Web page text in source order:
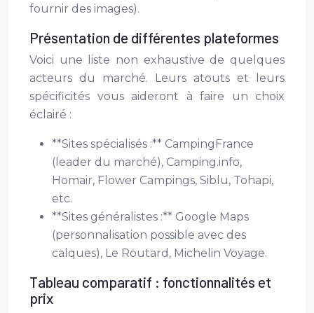
fournir des images).
Présentation de différentes plateformes
Voici une liste non exhaustive de quelques
acteurs du marché. Leurs atouts et leurs
spécificités vous aideront à faire un choix
éclairé :
**Sites spécialisés :** CampingFrance
(leader du marché), Camping.info,
Homair, Flower Campings, Siblu, Tohapi,
etc.
**Sites généralistes :** Google Maps
(personnalisation possible avec des
calques), Le Routard, Michelin Voyage.
Tableau comparatif : fonctionnalités et
prix